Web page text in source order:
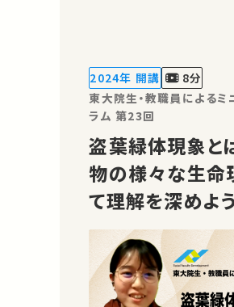
繋がるかもしれません。
義・講演があればSNS
2024年 開講
8分
東大院生・教職員によるミ
ラム 第23回
盗葉緑体現象と
物の様々な生命
て理解を深めよ